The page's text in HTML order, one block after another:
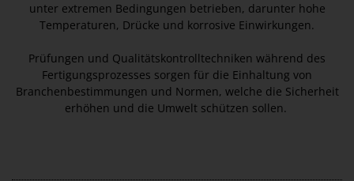
unter extremen Bedingungen betrieben, darunter hohe
Temperaturen, Drücke und korrosive Einwirkungen.
Prüfungen und Qualitätskontrolltechniken während des
Fertigungsprozesses sorgen für die Einhaltung von
Branchenbestimmungen und Normen, welche die Sicherheit
erhöhen und die Umwelt schützen sollen.